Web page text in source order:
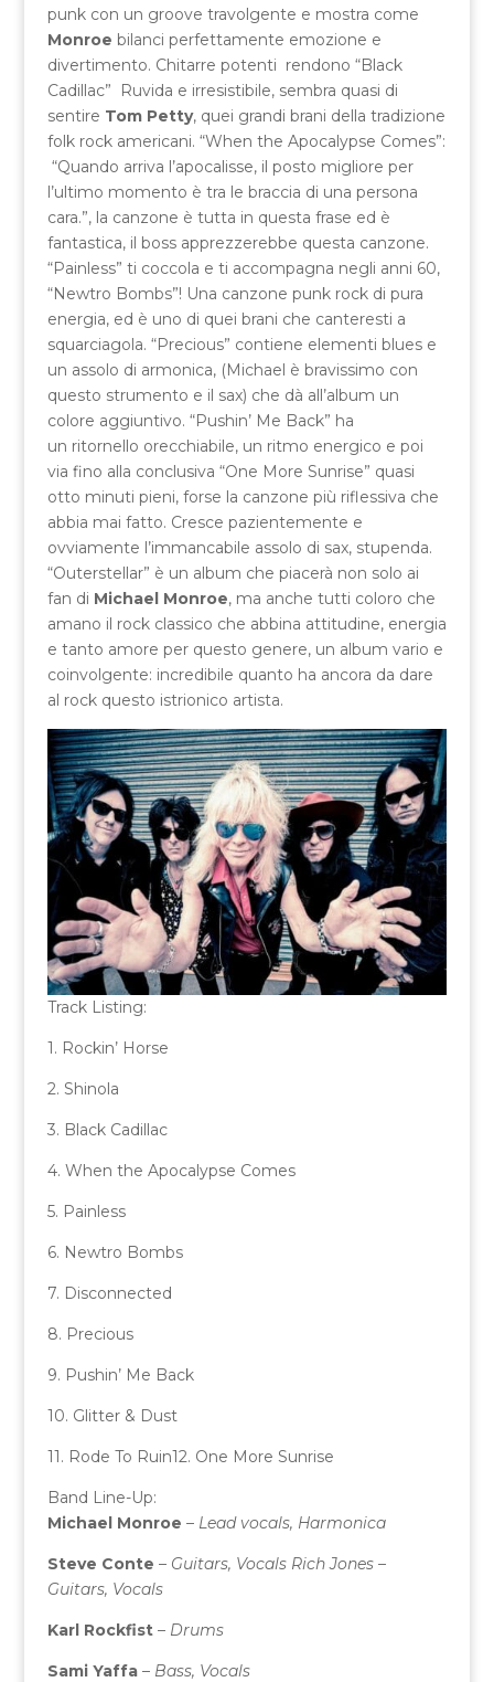
punk con un groove travolgente e mostra come
Monroe bilanci perfettamente emozione e
divertimento. Chitarre potenti rendono “Black
Cadillac” Ruvida e irresistibile, sembra quasi di
sentire Tom Petty, quei grandi brani della tradizione
folk rock americani. “When the Apocalypse Comes”:
“Quando arriva l’apocalisse, il posto migliore per
l’ultimo momento è tra le braccia di una persona
cara.”, la canzone è tutta in questa frase ed è
fantastica, il boss apprezzerebbe questa canzone.
“Painless” ti coccola e ti accompagna negli anni 60,
“Newtro Bombs”! Una canzone punk rock di pura
energia, ed è uno di quei brani che canteresti a
squarciagola. “Precious” contiene elementi blues e
un assolo di armonica, (Michael è bravissimo con
questo strumento e il sax) che dà all’album un
colore aggiuntivo. “Pushin’ Me Back” ha
un ritornello orecchiabile, un ritmo energico e poi
via fino alla conclusiva “One More Sunrise” quasi
otto minuti pieni, forse la canzone più riflessiva che
abbia mai fatto. Cresce pazientemente e
ovviamente l’immancabile assolo di sax, stupenda.
“Outerstellar” è un album che piacerà non solo ai
fan di Michael Monroe, ma anche tutti coloro che
amano il rock classico che abbina attitudine, energia
e tanto amore per questo genere, un album vario e
coinvolgente: incredibile quanto ha ancora da dare
al rock questo istrionico artista.
Track Listing:
1. Rockin’ Horse
2. Shinola
3. Black Cadillac
4. When the Apocalypse Comes
5. Painless
6. Newtro Bombs
7. Disconnected
8. Precious
9. Pushin’ Me Back
10. Glitter & Dust
11. Rode To Ruin12. One More Sunrise
Band Line-Up:
Michael Monroe – Lead vocals, Harmonica
Steve Conte – Guitars, Vocals Rich Jones –
Guitars, Vocals
Karl Rockfist – Drums
Sami Yaffa– Bass, Vocals